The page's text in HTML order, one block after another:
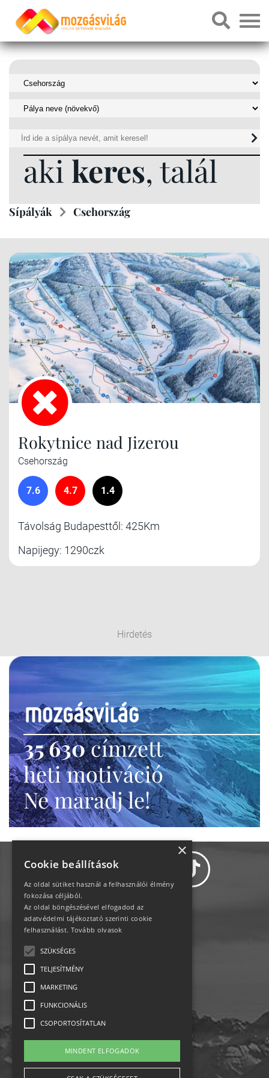
aki keres, talál
Sípályák Csehország
Rokytnice nad Jizerou
Csehország
7.6 4.7 1.4
Távolság Budapesttől: 425Km
Napijegy: 1290czk
Hirdetés
35 630címzett
heti motiváció
Ne maradj le!
Adatvédelem
Impresszum-kapcsolat
English
×
Cookie beállítások
Az oldal sütiket használ a felhasználói élmény
fokozása céljából.
Az oldal böngészésével elfogadod az
adatvédelmi tájékoztató szerinti cookie
felhasználást. Tovább olvasok
SZÜKSÉGES
TELJESÍTMÉNY
MARKETING
FUNKCIONÁLIS
CSOPORTOSÍTATLAN
MINDENT ELFOGADOK